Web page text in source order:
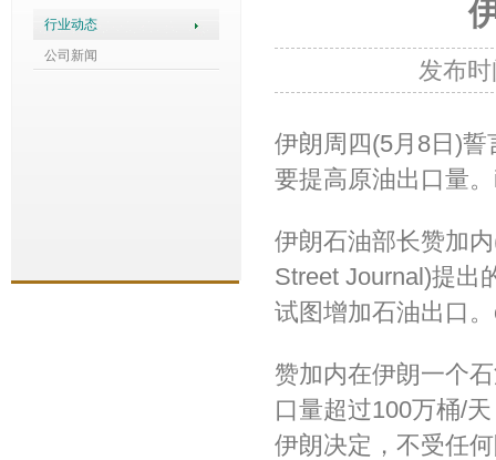
行业动态
公司新闻
发布
伊朗周四(5月8日)
要提高原油出口量
伊朗石油部长赞加
Street Journal)提出
试图增加石油出口
赞加内在伊朗一个
口量超过100万桶/
伊朗决定，不受任